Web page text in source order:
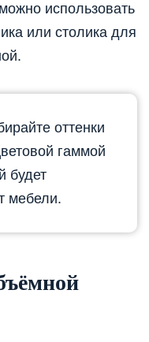
использовать
или столика для
оттенки
гаммой
будет
мебели.